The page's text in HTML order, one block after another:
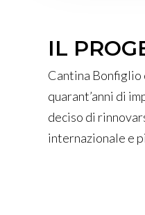
IL
Cantina Bonfiglio
quarant’anni di
deciso di
internazionale e